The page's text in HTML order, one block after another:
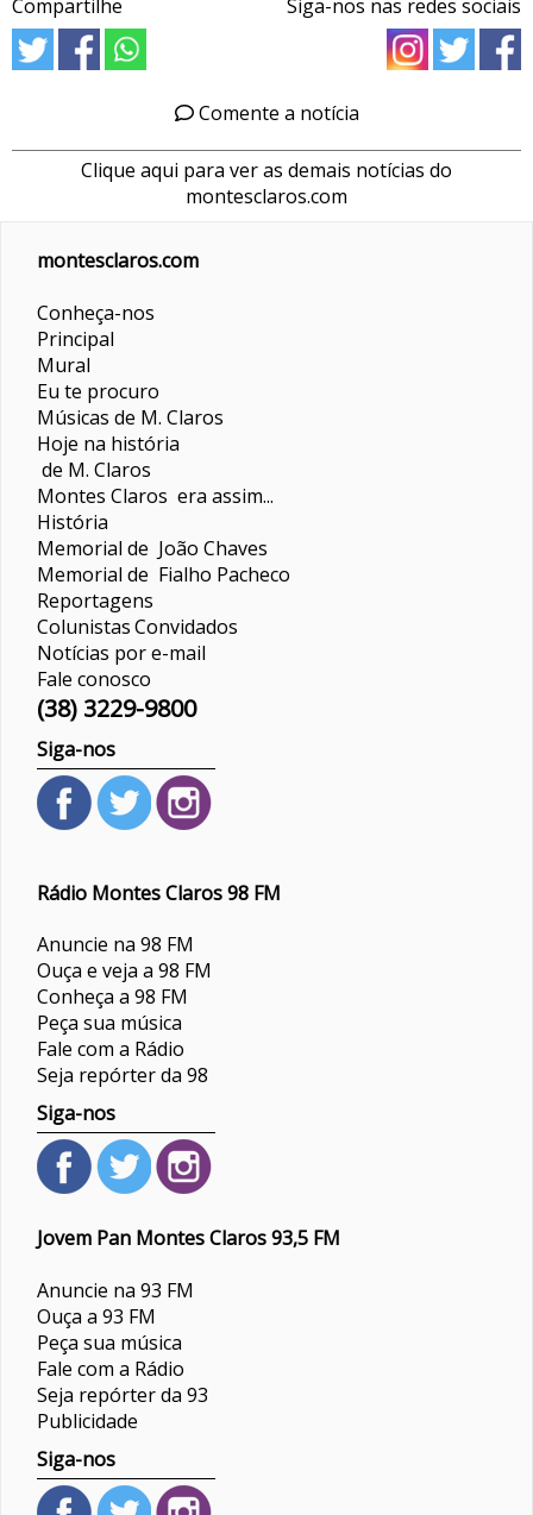
Compartilhe Siga-nos nas redes sociais
Comente a notícia
Clique aqui para ver as demais notícias do
montesclaros.com
montesclaros.com
Conheça-nos
Principal
Mural
Eu te procuro
Músicas de M. Claros
Hoje na história
de M. Claros
Montes Claros era assim...
História
Memorial de João Chaves
Memorial de Fialho Pacheco
Reportagens
ColunistasConvidados
Notícias por e-mail
Fale conosco
(38) 3229-9800
Siga-nos
Rádio Montes Claros 98 FM
Anuncie na 98 FM
Ouça e veja a 98 FM
Conheça a 98 FM
Peça sua música
Fale com a Rádio
Seja repórter da 98
Siga-nos
Jovem Pan Montes Claros 93,5 FM
Anuncie na 93 FM
Ouça a 93 FM
Peça sua música
Fale com a Rádio
Seja repórter da 93
Publicidade
Siga-nos